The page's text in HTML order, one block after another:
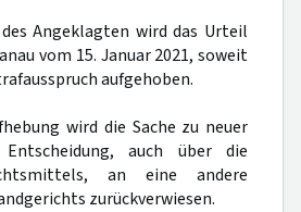
Angeklagten wird das Urteil
vom 15. Januar 2021, soweit
aufgehoben.
wird die Sache zu neuer
auch über die
an eine andere
zurückverwiesen.